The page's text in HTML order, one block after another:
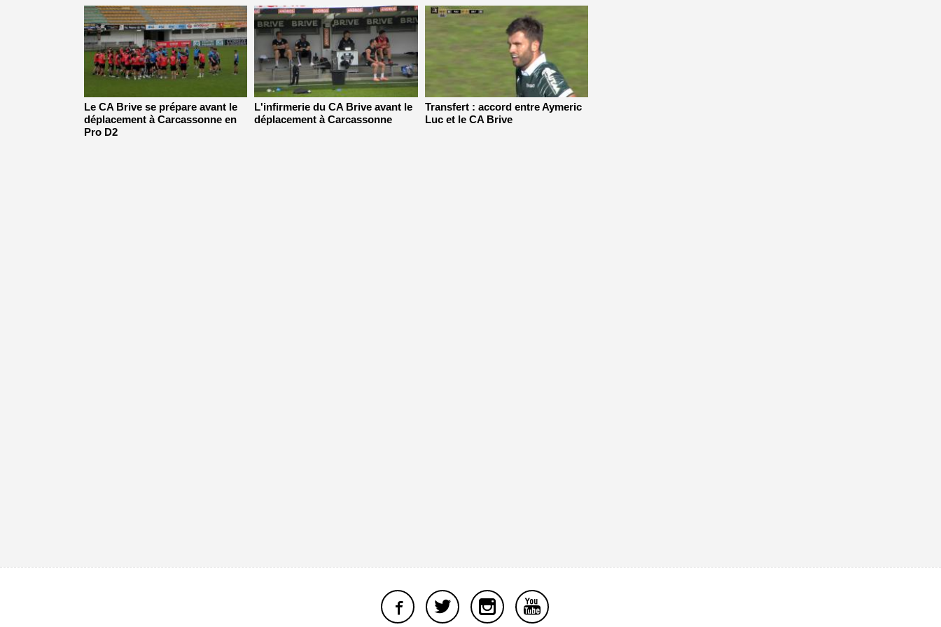
Le CA Brive se prépare avant le
déplacement à Carcassonne en
Pro D2
L'infirmerie du CA Brive avant le
déplacement à Carcassonne
Transfert : accord entre Aymeric
Luc et le CA Brive